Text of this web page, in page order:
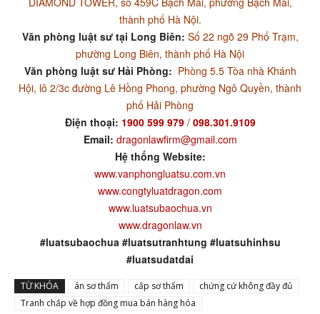
thành phố Hà Nội.
Văn phòng luật sư tại Long Biên: Số 22 ngõ 29 Phố Trạm,
phường Long Biên, thành phố Hà Nội
Văn phòng luật sư Hải Phòng: Phòng 5.5 Tòa nhà Khánh
Hội, lô 2/3c đường Lê Hồng Phong, phường Ngô Quyền, thành
phố Hải Phòng
Điện thoại: 1900 599 979/ 098.301.9109
Email: dragonlawfirm@gmail.com
Hệ thống Website:
www.vanphongluatsu.com.vn
www.congtyluatdragon.com
www.luatsubaochua.vn
www.dragonlaw.vn
#luatsubaochua #luatsutranhtung #luatsuhinhsu
#luatsudatdai
TỪ KHÓA án sơ thẩm cấp sơ thẩm
chứng cứ không đầy đủ
Tranh chấp về hợp đồng mua bán hàng hóa